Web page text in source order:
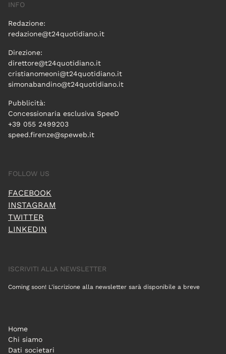
INFO
Redazione:
redazione@t24quotidiano.it
Direzione:
direttore@t24quotidiano.it
cristianomeoni@t24quotidiano.it
simonabandino@t24quotidiano.it
Pubblicità:
Concessionaria esclusiva SpeeD
+39 055 2499203
speed.firenze@speweb.it
FOLLOW US
FACEBOOK
INSTAGRAM
TWITTER
LINKEDIN
ISCRIVITI ALLA NEWSLETTER
Coming soon! L'iscrizione alla newsletter sarà disponibile a breve
Home
Chi siamo
Dati societari